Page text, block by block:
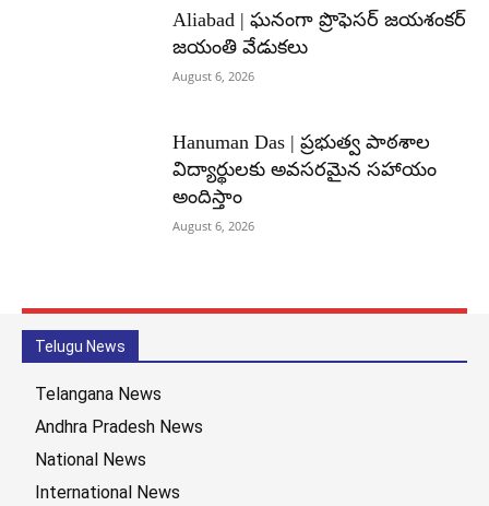
Aliabad | ఘనంగా ప్రొఫెసర్ జయశంకర్
జయంతి వేడుకలు
August 6, 2026
Hanuman Das | ప్రభుత్వ పాఠశాల
విద్యార్థులకు అవసరమైన సహాయం
అందిస్తాం
August 6, 2026
Telugu News
Telangana News
Andhra Pradesh News
National News
International News